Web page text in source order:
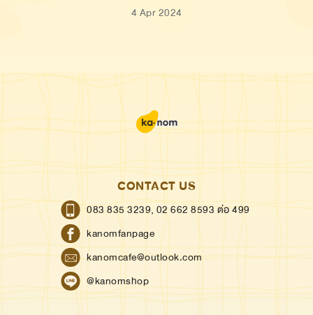
4 Apr 2024
CONTACT US
083 835 3239, 02 662 8593 ต่อ 499
kanomfanpage
kanomcafe@outlook.com
@kanomshop